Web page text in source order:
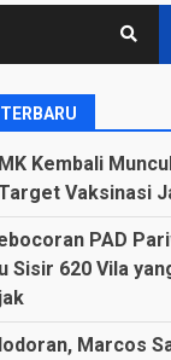
Kembali
Vaksinasi
PAD
Sisir 620 Vila
Marcos